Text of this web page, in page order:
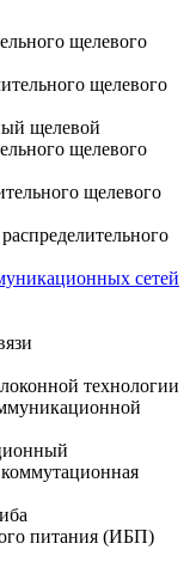
щелевого
щелевого
щелевой
щелевого
щелевого
сетей
технологии
питания (ИБП)